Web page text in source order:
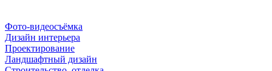
Фото-видеосъёмка
Дизайн интерьера
Проектирование
Ландшафтный дизайн